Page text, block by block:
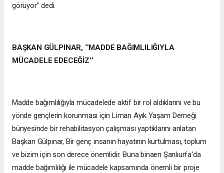
görüyor’’ dedi.
BAŞKAN GÜLPINAR, ‘’MADDE BAĞIMLILIĞIYLA
MÜCADELE EDECEĞİZ’’
Madde bağımlılığıyla mücadelede aktif bir rol aldıklarını ve bu
yönde gençlerin korunması için Liman Ayık Yaşam Derneği
bünyesinde bir rehabilitasyon çalışması yaptıklarını anlatan
Başkan Gülpınar, Bir genç insanın hayatının kurtulması, toplum
ve bizim için son derece önemlidir. Buna binaen Şanlıurfa'da
madde bağımlılığı ile mücadele kapsamında önemli bir proje